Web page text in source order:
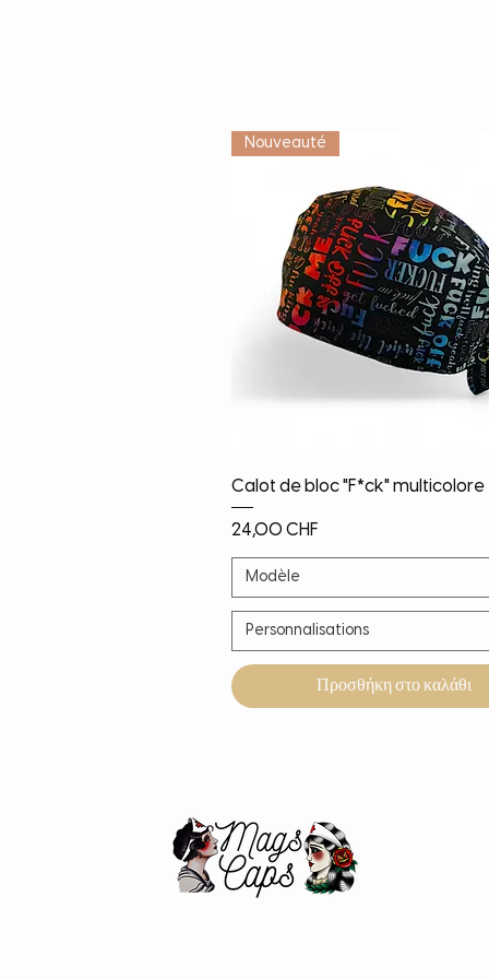
Γρήγορη προβολή
Nouveauté
Calot de bloc "F*ck" multicolore
Τιμή
24,00 CHF
Modèle
Personnalisations
Προσθήκη στο καλάθι